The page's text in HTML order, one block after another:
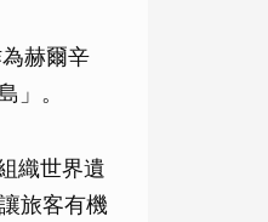
赫爾辛
」。
織世界遺
旅客有機